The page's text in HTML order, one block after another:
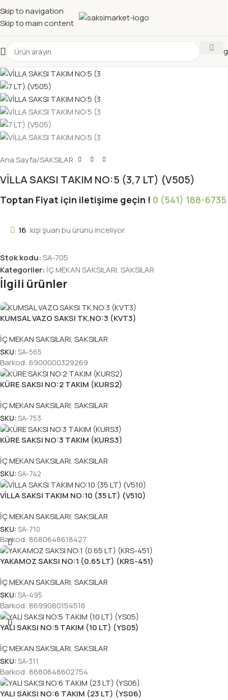
Skip to navigation
Skip to main content
Katalog
Ana Sayfa/SAKSILAR
VİLLA SAKSI TAKIM NO:5 (3,7 LT) (V505)
Toptan Fiyat için iletişime geçin ! 0 (541) 188-6735
16 kişi şuan bu ürünü inceliyor.
Stok kodu:SA-705
Kategoriler: İÇ MEKAN SAKSILARI, SAKSILAR
İlgili ürünler
KUMSAL VAZO SAKSI TK.NO:3 (KVT3)
İÇ MEKAN SAKSILARI, SAKSILAR
SKU: SA-565
Barkod: 6900000329269
KÜRE SAKSI NO:2 TAKIM (KURS2)
İÇ MEKAN SAKSILARI, SAKSILAR
SKU: SA-753
KÜRE SAKSI NO:3 TAKIM (KURS3)
İÇ MEKAN SAKSILARI, SAKSILAR
SKU: SA-742
VİLLA SAKSI TAKIM NO:10 (35 LT) (V510)
İÇ MEKAN SAKSILARI, SAKSILAR
SKU: SA-710
Barkod: 8680648618427
YAKAMOZ SAKSI NO:1 (0.65 LT) (KRS-451)
İÇ MEKAN SAKSILARI, SAKSILAR
SKU: SA-495
Barkod: 8699080154516
YALI SAKSI NO:5 TAKIM (10 LT) (YS05)
İÇ MEKAN SAKSILARI, SAKSILAR
SKU: SA-311
Barkod: 8680648602754
YALI SAKSI NO:6 TAKIM (23 LT) (YS06)